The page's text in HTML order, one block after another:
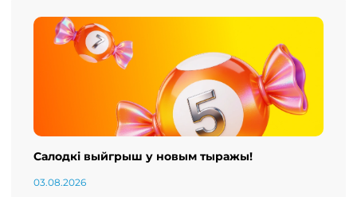
Салодкі выйгрыш у новым тыражы!
03.08.2026